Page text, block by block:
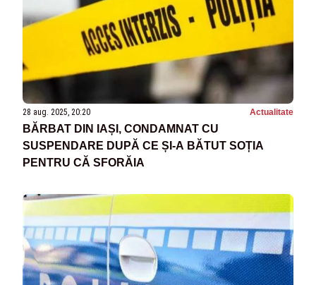
28 aug. 2025, 20:20 Actualitate
BĂRBAT DIN IAȘI, CONDAMNAT CU
SUSPENDARE DUPĂ CE ȘI-A BĂTUT SOȚIA
PENTRU CĂ SFORĂIA